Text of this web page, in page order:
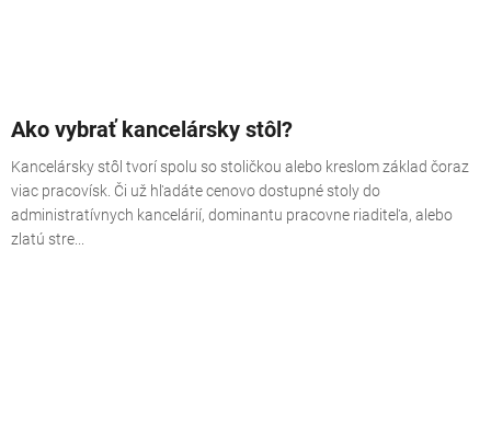
Ako vybrať kancelársky stôl?
Kancelársky stôl tvorí spolu so stoličkou alebo kreslom základ čoraz
viac pracovísk. Či už hľadáte cenovo dostupné stoly do
administratívnych kancelárií, dominantu pracovne riaditeľa, alebo
zlatú stre...